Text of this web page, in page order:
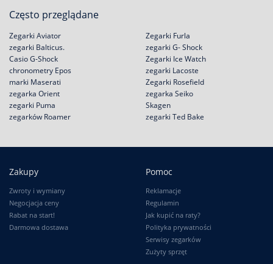
Często przeglądane
Zegarki Aviator
zegarki Balticus.
Casio G-Shock
chronometry Epos
Zegarki Furla
zegarki G- Shock
Zegarki Ice Watch
zegarki Lacoste
marki Maserati
zegarka Orient
zegarki Puma
zegarków Roamer
Zegarki Rosefield
zegarka Seiko
Skagen
zegarki Ted Bake
Zakupy
Zwroty i wymiany
Negocjacja ceny
Rabat na start!
Darmowa dostawa
Pomoc
Reklamacje
Regulamin
Jak kupić na raty?
Polityka prywatności
Serwisy zegarków
Zużyty sprzęt